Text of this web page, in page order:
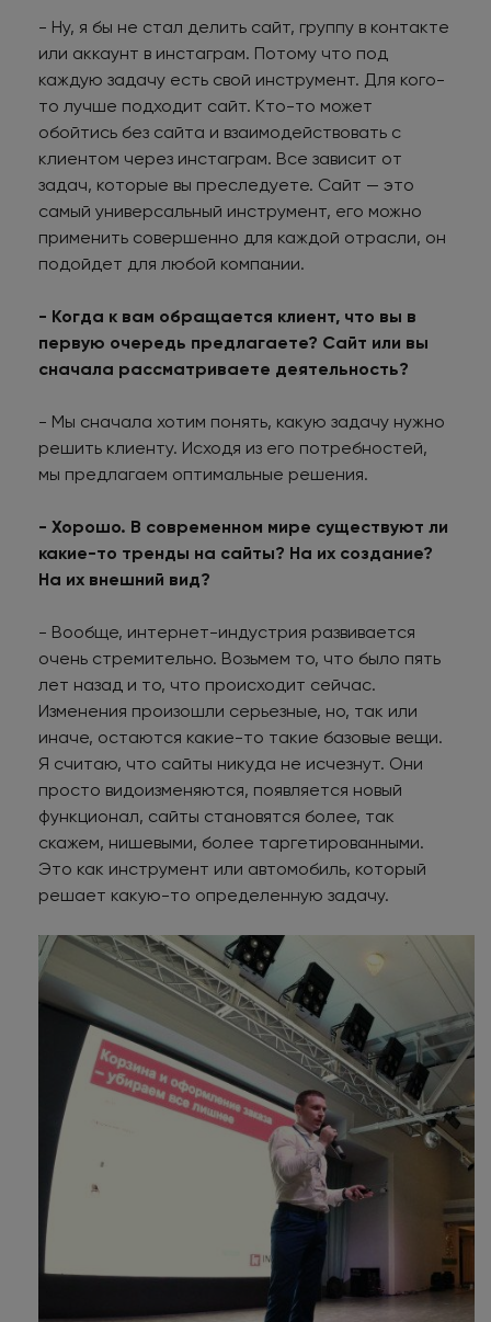
- Ну, я бы не стал делить сайт, группу в контакте
или аккаунт в инстаграм. Потому что под
каждую задачу есть свой инструмент. Для кого-
то лучше подходит сайт. Кто-то может
обойтись без сайта и взаимодействовать с
клиентом через инстаграм. Все зависит от
задач, которые вы преследуете. Сайт — это
самый универсальный инструмент, его можно
применить совершенно для каждой отрасли, он
подойдет для любой компании.
- Когда к вам обращается клиент, что вы в
первую очередь предлагаете? Сайт или вы
сначала рассматриваете деятельность?
- Мы сначала хотим понять, какую задачу нужно
решить клиенту. Исходя из его потребностей,
мы предлагаем оптимальные решения.
- Хорошо. В современном мире существуют ли
какие-то тренды на сайты? На их создание?
На их внешний вид?
- Вообще, интернет-индустрия развивается
очень стремительно. Возьмем то, что было пять
лет назад и то, что происходит сейчас.
Изменения произошли серьезные, но, так или
иначе, остаются какие-то такие базовые вещи.
Я считаю, что сайты никуда не исчезнут. Они
просто видоизменяются, появляется новый
функционал, сайты становятся более, так
скажем, нишевыми, более таргетированными.
Это как инструмент или автомобиль, который
решает какую-то определенную задачу.